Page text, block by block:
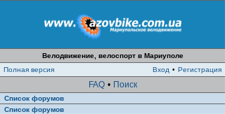
Велодвижение, велоспорт в Мариуполе
Полная версия
Вход • Регистрация
FAQ • Поиск
Список форумов
Список форумов